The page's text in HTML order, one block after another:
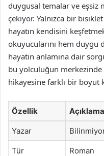
duygusal temalar ve eşsiz
çekiyor. Yalnızca bir
hayatın kendisini
okuyucularını hem
hayatın anlamına dair
bu yolculuğun
hikayesine farklı bir boyut
Özellik Açıklama
Yazar
Tür Roman